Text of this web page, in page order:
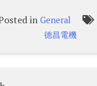
inGeneral
德昌電機